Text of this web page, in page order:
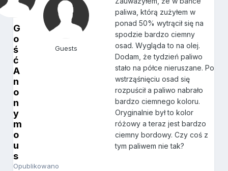
G
o
ś
ć
A
n
o
n
y
m
o
u
s
Opublikowano
Guests
paliwa, którą zużyłem w
ponad 50% wytrącił się na
spodzie bardzo ciemny
osad. Wygląda to na olej.
Dodam, że tydzień paliwo
stało na półce nieruszane. Po
wstrząśnięciu osad się
rozpuścił a paliwo nabrało
bardzo ciemnego koloru.
Oryginalnie był to kolor
różowy a teraz jest bardzo
ciemny bordowy. Czy coś z
tym paliwem nie tak?